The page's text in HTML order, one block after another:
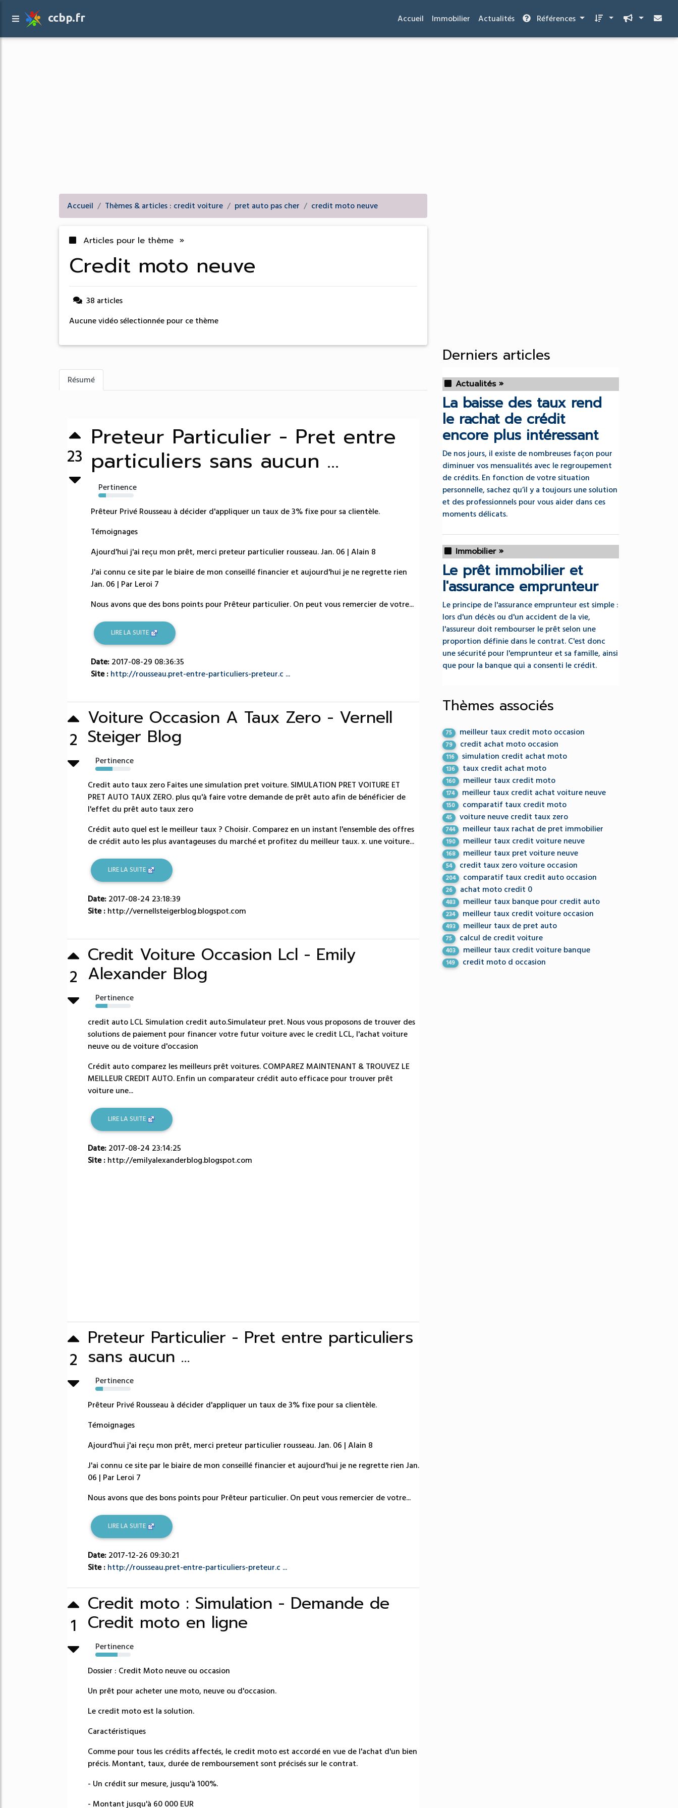
ccbp.fr Accueil Immobilier Actualités Références
Accueil Thèmes & articles : credit voiture pret auto pas cher credit moto neuve
Articles pour le thème »
credit moto neuve
38 articles
Aucune vidéo sélectionnée pour ce thème
Résumé
23
Preteur Particulier - Pret entre
particuliers sans aucun ...
Pertinence
22%
Prêteur Privé Rousseau à décider d'appliquer un taux de 3% fixe pour sa clientèle.
Témoignages
Ajourd'hui j'ai reçu mon prêt, merci preteur particulier rousseau. Jan. 06 | Alain 8
J'ai connu ce site par le biaire de mon conseillé financier et aujourd'hui je ne regrette rien
Jan. 06 | Par Leroi 7
Nous avons que des bons points pour Prêteur particulier. On peut vous remercier de votre...
LIRE LA SUITE
Date: 2017-08-29 08:36:35
Site : http://rousseau.pret-entre-particuliers-preteur.c ...
2
Voiture Occasion A Taux Zero - Vernell
Steiger Blog
Pertinence
49%
Credit auto taux zero Faites une simulation pret voiture. SIMULATION PRET VOITURE ET
PRET AUTO TAUX ZERO. plus qu'à faire votre demande de prêt auto afin de bénéficier de
l'effet du prêt auto taux zero
Crédit auto quel est le meilleur taux ? Choisir. Comparez en un instant l'ensemble des offres
de crédit auto les plus avantageuses du marché et profitez du meilleur taux. x. une voiture...
LIRE LA SUITE
Date: 2017-08-24 23:18:39
Site : http://vernellsteigerblog.blogspot.com
2
Credit Voiture Occasion Lcl - Emily
Alexander Blog
Pertinence
34%
credit auto LCL Simulation credit auto.Simulateur pret. Nous vous proposons de trouver des
solutions de paiement pour financer votre futur voiture avec le credit LCL, l'achat voiture
neuve ou de voiture d'occasion
Crédit auto comparez les meilleurs prêt voitures. COMPAREZ MAINTENANT & TROUVEZ LE
MEILLEUR CREDIT AUTO. Enfin un comparateur crédit auto efficace pour trouver prêt
voiture une...
LIRE LA SUITE
Date: 2017-08-24 23:14:25
Site : http://emilyalexanderblog.blogspot.com
2
Preteur Particulier - Pret entre particuliers
sans aucun ...
Pertinence
22%
Prêteur Privé Rousseau à décider d'appliquer un taux de 3% fixe pour sa clientèle.
Témoignages
Ajourd'hui j'ai reçu mon prêt, merci preteur particulier rousseau. Jan. 06 | Alain 8
J'ai connu ce site par le biaire de mon conseillé financier et aujourd'hui je ne regrette rien Jan.
06 | Par Leroi 7
Nous avons que des bons points pour Prêteur particulier. On peut vous remercier de votre...
LIRE LA SUITE
Date: 2017-12-26 09:30:21
Site : http://rousseau.pret-entre-particuliers-preteur.c ...
1
Credit moto : Simulation - Demande de
Credit moto en ligne
Pertinence
63%
Dossier : Credit Moto neuve ou occasion
Un prêt pour acheter une moto, neuve ou d'occasion.
Le credit moto est la solution.
Caractéristiques
Comme pour tous les crédits affectés, le credit moto est accordé en vue de l'achat d'un bien
précis. Montant, taux, durée de remboursement sont précisés sur le contrat.
- Un crédit sur mesure, jusqu'à 100%.
- Montant jusqu'à 60 000 EUR
Derniers articles
Actualités »
La baisse des taux rend
le rachat de crédit
encore plus intéressant
De nos jours, il existe de nombreuses façon pour
diminuer vos mensualités avec le regroupement
de crédits. En fonction de votre situation
personnelle, sachez qu’il y a toujours une solution
et des professionnels pour vous aider dans ces
moments délicats.
Immobilier »
Le prêt immobilier et
l'assurance emprunteur
Le principe de l'assurance emprunteur est simple :
lors d'un décès ou d'un accident de la vie,
l'assureur doit rembourser le prêt selon une
proportion définie dans le contrat. C'est donc
une sécurité pour l'emprunteur et sa famille, ainsi
que pour la banque qui a consenti le crédit.
Thèmes associés
75 meilleur taux credit moto occasion
79 credit achat moto occasion
116 simulation credit achat moto
136 taux credit achat moto
160 meilleur taux credit moto
174 meilleur taux credit achat voiture neuve
150 comparatif taux credit moto
45 voiture neuve credit taux zero
744 meilleur taux rachat de pret immobilier
190 meilleur taux credit voiture neuve
168 meilleur taux pret voiture neuve
54 credit taux zero voiture occasion
204 comparatif taux credit auto occasion
26 achat moto credit 0
483 meilleur taux banque pour credit auto
234 meilleur taux credit voiture occasion
493 meilleur taux de pret auto
75 calcul de credit voiture
403 meilleur taux credit voiture banque
149 credit moto d occasion